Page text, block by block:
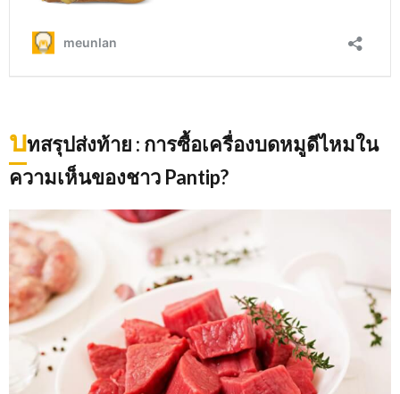
บทสรุปส่งท้าย : การซื้อเครื่องบดหมูดีไหมใน
ความเห็นของชาว Pantip?